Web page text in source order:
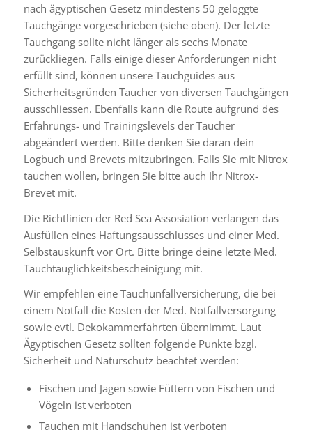
nach ägyptischen Gesetz mindestens 50 geloggte
Tauchgänge vorgeschrieben (siehe oben). Der letzte
Tauchgang sollte nicht länger als sechs Monate
zurückliegen. Falls einige dieser Anforderungen nicht
erfüllt sind, können unsere Tauchguides aus
Sicherheitsgründen Taucher von diversen Tauchgängen
ausschliessen. Ebenfalls kann die Route aufgrund des
Erfahrungs- und Trainingslevels der Taucher
abgeändert werden. Bitte denken Sie daran dein
Logbuch und Brevets mitzubringen. Falls Sie mit Nitrox
tauchen wollen, bringen Sie bitte auch Ihr Nitrox-
Brevet mit.
Die Richtlinien der Red Sea Assosiation verlangen das
Ausfüllen eines Haftungsausschlusses und einer Med.
Selbstauskunft vor Ort. Bitte bringe deine letzte Med.
Tauchtauglichkeitsbescheinigung mit.
Wir empfehlen eine Tauchunfallversicherung, die bei
einem Notfall die Kosten der Med. Notfallversorgung
sowie evtl. Dekokammerfahrten übernimmt. Laut
Ägyptischen Gesetz sollten folgende Punkte bzgl.
Sicherheit und Naturschutz beachtet werden:
Fischen und Jagen sowie Füttern von Fischen und
Vögeln ist verboten
Tauchen mit Handschuhen ist verboten